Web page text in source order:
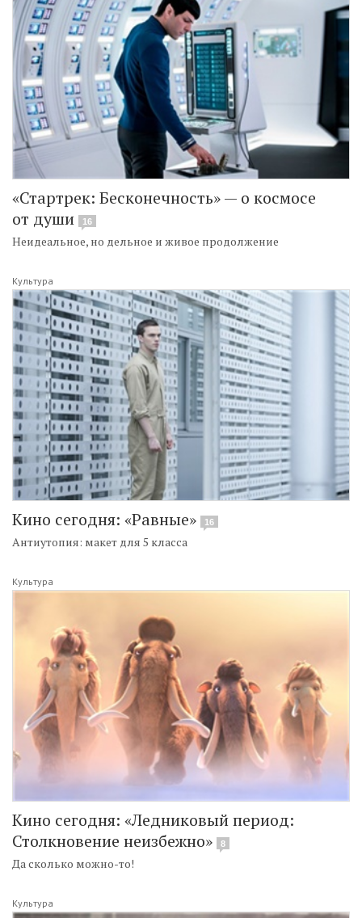
«Стартрек: Бесконечность» — о космосе
от души
16
Неидеальное, но дельное и живое продолжение
Культура
Кино сегодня: «Равные» 16
Антиутопия: макет для 5 класса
Культура
Кино сегодня: «Ледниковый период:
Столкновение неизбежно»
8
Да сколько можно-то!
Культура